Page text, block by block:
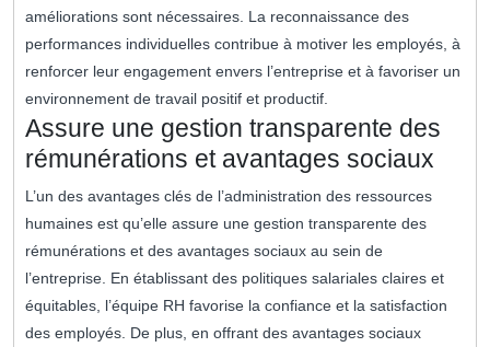
améliorations sont nécessaires. La reconnaissance des
performances individuelles contribue à motiver les employés, à
renforcer leur engagement envers l’entreprise et à favoriser un
environnement de travail positif et productif.
Assure une gestion transparente des
rémunérations et avantages sociaux
L’un des avantages clés de l’administration des ressources
humaines est qu’elle assure une gestion transparente des
rémunérations et des avantages sociaux au sein de
l’entreprise. En établissant des politiques salariales claires et
équitables, l’équipe RH favorise la confiance et la satisfaction
des employés. De plus, en offrant des avantages sociaux